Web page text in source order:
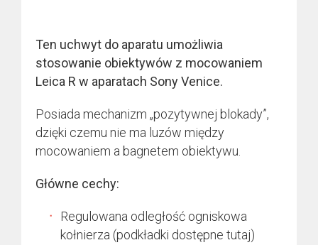
Ten uchwyt do aparatu umożliwia
stosowanie obiektywów z mocowaniem
Leica R w aparatach Sony Venice.
Posiada mechanizm „pozytywnej blokady”,
dzięki czemu nie ma luzów między
mocowaniem a bagnetem obiektywu.
Główne cechy:
Regulowana odległość ogniskowa
kołnierza (podkładki dostępne tutaj)